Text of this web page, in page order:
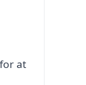
at